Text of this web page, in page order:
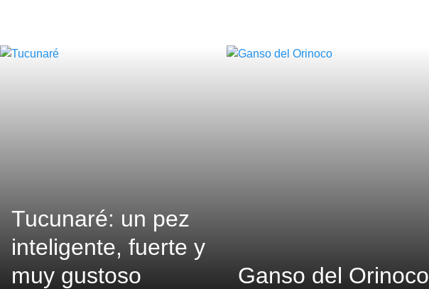
Tucunaré: un pez
inteligente, fuerte y
muy gustoso
Ganso del Orinoco